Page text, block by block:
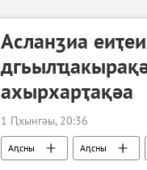
Асланӡиа
ахырхарҭақәа
1 Ԥхынгәы, 20:36
Аԥсны Аԥсны